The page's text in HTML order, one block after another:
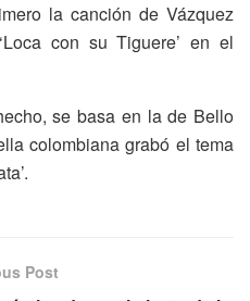
la canción de Vázquez
con su Tiguere’ en el
se basa en la de Bello
colombiana grabó el tema
Post